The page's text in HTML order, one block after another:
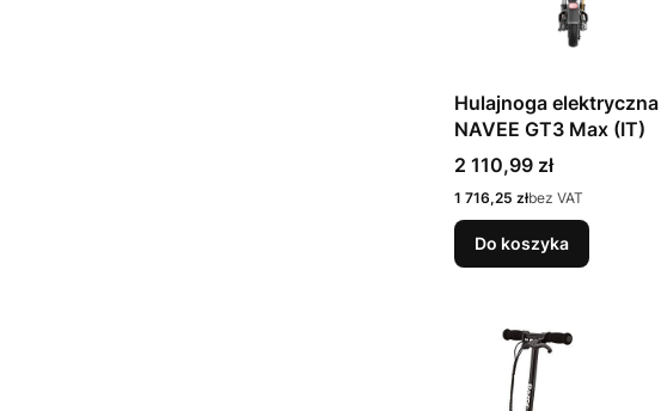
Hulajnoga elektryczna
NAVEE GT3 Max (IT)
Cena
2 110,99 zł
Cena
1 716,25 złbez VAT
Do koszyka